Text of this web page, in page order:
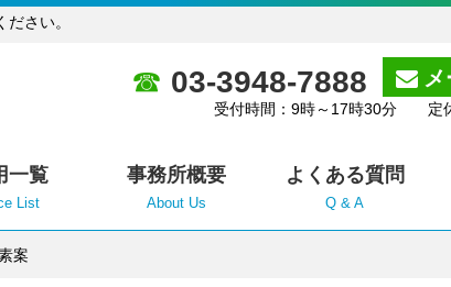
さい。
03-3948-7888
受付時間：9時～17時30分 定
一覧
List
事務所概要
About Us
よくある質問
Q & A
案